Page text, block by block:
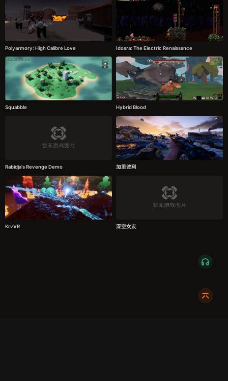
Polyarmory: High Calibre Love Idosra: The Electric Renaissance
Squabble Hybrid Blood
Rabidja's Revenge Demo 加里波利
KrvVR 深空女友